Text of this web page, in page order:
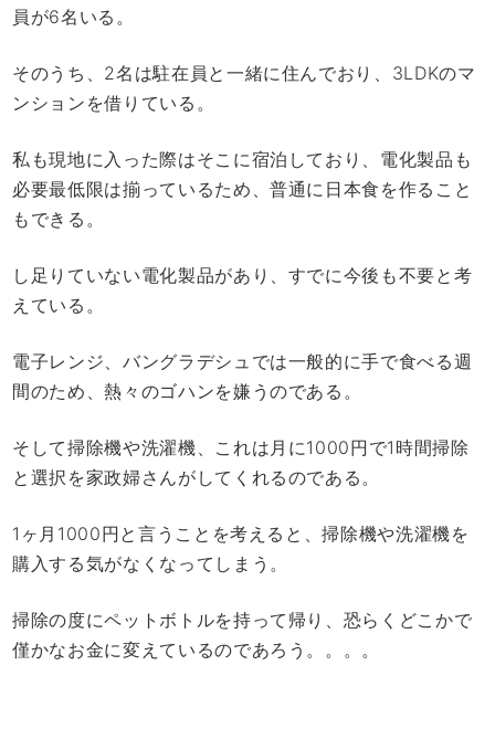
員が6名いる。
そのうち、2名は駐在員と一緒に住んでおり、3LDKのマ
ンションを借りている。
私も現地に入った際はそこに宿泊しており、電化製品も
必要最低限は揃っているため、普通に日本食を作ること
もできる。
し足りていない電化製品があり、すでに今後も不要と考
えている。
電子レンジ、バングラデシュでは一般的に手で食べる週
間のため、熱々のゴハンを嫌うのである。
そして掃除機や洗濯機、これは月に1000円で1時間掃除
と選択を家政婦さんがしてくれるのである。
1ヶ月1000円と言うことを考えると、掃除機や洗濯機を
購入する気がなくなってしまう。
掃除の度にペットボトルを持って帰り、恐らくどこかで
僅かなお金に変えているのであろう。。。。